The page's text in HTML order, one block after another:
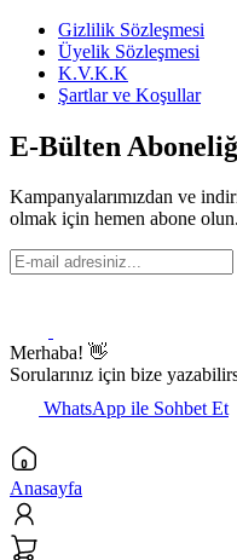
Gizlilik Sözleşmesi
Üyelik Sözleşmesi
K.V.K.K
Şartlar ve Koşullar
E-Bülten
Kampanyalarımızdan ve
olmak için hemen abone olun.
Merhaba! 👋
Sorularınız için bize
WhatsApp ile Sohbet Et
Anasayfa